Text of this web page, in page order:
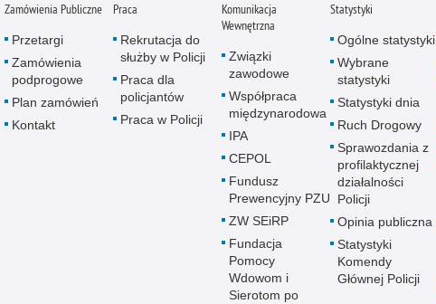
Zamówienia Publiczne
Przetargi
Zamówienia
podprogowe
Plan zamówień
Kontakt
Praca
Rekrutacja do
służby w Policji
Praca dla
policjantów
Praca w Policji
Komunikacja
Wewnętrzna
Związki
zawodowe
Współpraca
międzynarodowa
IPA
CEPOL
Fundusz
Prewencyjny PZU
ZW SEiRP
Fundacja
Pomocy
Wdowom i
Sierotom po
Statystyki
Ogólne statystyki
Wybrane
statystyki
Statystyki dnia
Ruch Drogowy
Sprawozdania z
profilaktycznej
działalności
Policji
Opinia publiczna
Statystyki
Komendy
Głównej Policji